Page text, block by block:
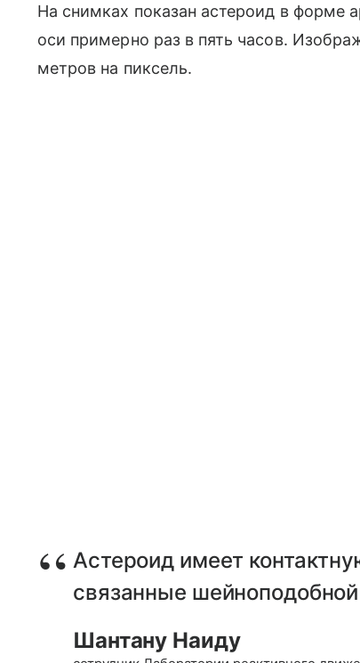
На снимках показан астероид в форме
оси примерно раз в пять часов.
метров на пиксель.
Астероид имеет
связанные
Шантану Наиду